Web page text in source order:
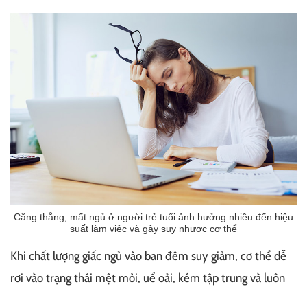
Căng thẳng, mất ngủ ở người trẻ tuổi ảnh hưởng nhiều đến hiệu
suất làm việc và gây suy nhược cơ thể
Khi chất lượng giấc ngủ vào ban đêm suy giảm, cơ thể dễ
rơi vào trạng thái mệt mỏi, uể oải, kém tập trung và luôn